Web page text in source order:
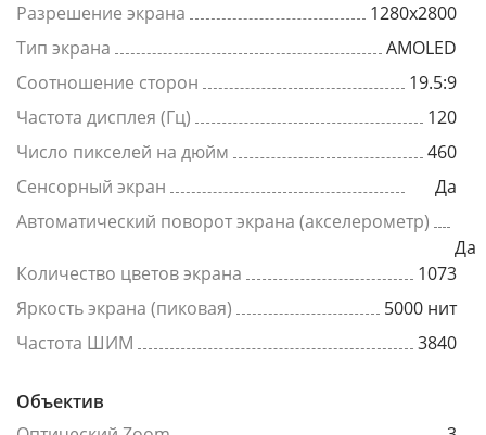
Разрешение экрана
1280x2800
Тип экрана
AMOLED
Соотношение сторон
19.5:9
Частота дисплея (Гц)
120
Число пикселей на дюйм
460
Сенсорный экран
Да
Автоматический поворот экрана (акселерометр)
Да
Количество цветов экрана
1073
Яркость экрана (пиковая)
5000 нит
Частота ШИМ
3840
Объектив